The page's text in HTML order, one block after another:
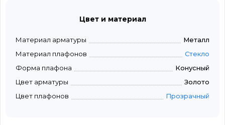
Цвет и материал
Материал арматуры
Металл
Материал плафонов
Стекло
Форма плафона
Конусный
Цвет арматуры
Золото
Цвет плафонов
Прозрачный